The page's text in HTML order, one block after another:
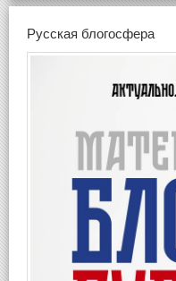
Русская блогосфера